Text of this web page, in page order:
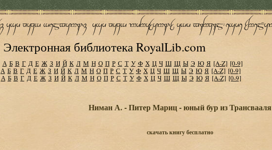
Электронная библиотека RoyalLib.com
А Б В Г Д Е Ж З И Й К Л М Н О П Р С Т У Ф Х Ц Ч Ш Щ Ы Э Ю Я [A-Z] [0-9]
А Б В Г Д Е Ж З И Й К Л М Н О П Р С Т У Ф Х Ц Ч Ш Щ Ы Э Ю Я [A-Z] [0-9]
А Б В Г Д Е Ж З И Й К Л М Н О П Р С Т У Ф Х Ц Ч Ш Щ Ы Э Ю Я [A-Z] [0-9]
Ниман А. - Питер Мариц - юный бур из Трансвааля
скачать книгу бесплатно